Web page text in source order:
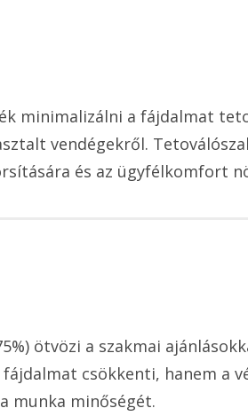
minimalizálni a fájdalmat
vendégekről.
és az ügyfélkomfort
ötvözi a szakmai
csökkenti, hanem a
munka minőségét.